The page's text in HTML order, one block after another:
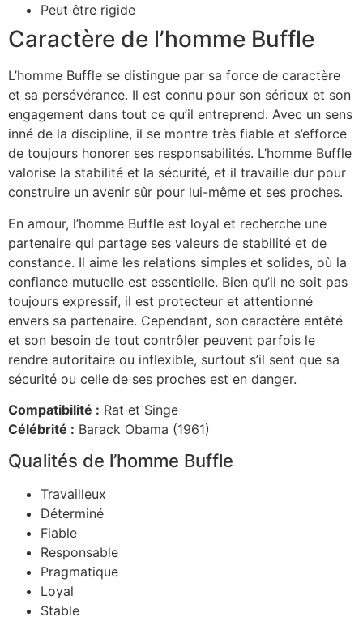
Peut être rigide
Caractère de l’homme Buffle
L’homme Buffle se distingue par sa force de caractère
et sa persévérance. Il est connu pour son sérieux et son
engagement dans tout ce qu’il entreprend. Avec un sens
inné de la discipline, il se montre très fiable et s’efforce
de toujours honorer ses responsabilités. L’homme Buffle
valorise la stabilité et la sécurité, et il travaille dur pour
construire un avenir sûr pour lui-même et ses proches.
En amour, l’homme Buffle est loyal et recherche une
partenaire qui partage ses valeurs de stabilité et de
constance. Il aime les relations simples et solides, où la
confiance mutuelle est essentielle. Bien qu’il ne soit pas
toujours expressif, il est protecteur et attentionné
envers sa partenaire. Cependant, son caractère entêté
et son besoin de tout contrôler peuvent parfois le
rendre autoritaire ou inflexible, surtout s’il sent que sa
sécurité ou celle de ses proches est en danger.
Compatibilité : Rat et Singe
Célébrité : Barack Obama (1961)
Qualités de l’homme Buffle
Travailleux
Déterminé
Fiable
Responsable
Pragmatique
Loyal
Stable